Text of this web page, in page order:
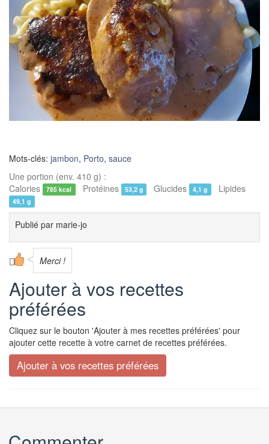
Mots-clés: jambon, Porto, sauce
Une portion (env. 410 g) :
Calories
785 kcal Protéines 53,2 g Glucides 4,1 g Lipides
49,1 g
Publié par marie-jo
Merci !
Ajouter à vos recettes
préférées
Cliquez sur le bouton 'Ajouter à mes recettes préférées' pour
ajouter cette recette à votre carnet de recettes préférées.